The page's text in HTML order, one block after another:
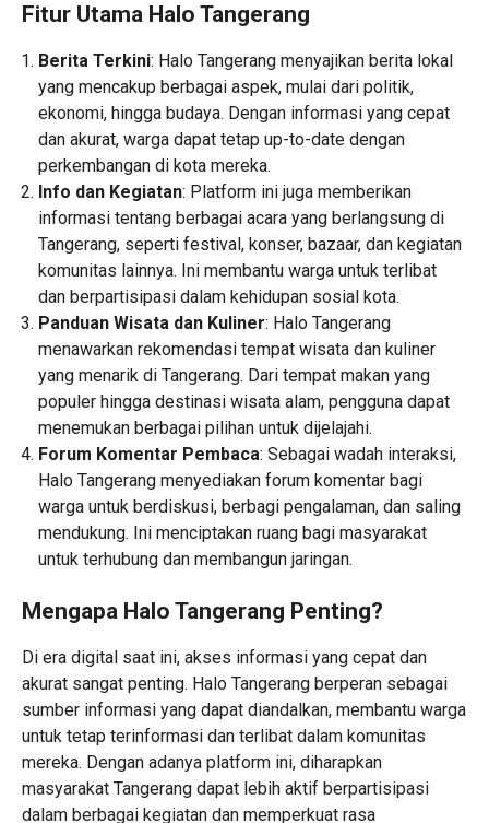
Fitur Utama Halo Tangerang
Berita Terkini: Halo Tangerang menyajikan berita lokal
yang mencakup berbagai aspek, mulai dari politik,
ekonomi, hingga budaya. Dengan informasi yang cepat
dan akurat, warga dapat tetap up-to-date dengan
perkembangan di kota mereka.
Info dan Kegiatan: Platform ini juga memberikan
informasi tentang berbagai acara yang berlangsung di
Tangerang, seperti festival, konser, bazaar, dan kegiatan
komunitas lainnya. Ini membantu warga untuk terlibat
dan berpartisipasi dalam kehidupan sosial kota.
Panduan Wisata dan Kuliner: Halo Tangerang
menawarkan rekomendasi tempat wisata dan kuliner
yang menarik di Tangerang. Dari tempat makan yang
populer hingga destinasi wisata alam, pengguna dapat
menemukan berbagai pilihan untuk dijelajahi.
Forum Komentar Pembaca: Sebagai wadah interaksi,
Halo Tangerang menyediakan forum komentar bagi
warga untuk berdiskusi, berbagi pengalaman, dan saling
mendukung. Ini menciptakan ruang bagi masyarakat
untuk terhubung dan membangun jaringan.
Mengapa Halo Tangerang Penting?
Di era digital saat ini, akses informasi yang cepat dan
akurat sangat penting. Halo Tangerang berperan sebagai
sumber informasi yang dapat diandalkan, membantu warga
untuk tetap terinformasi dan terlibat dalam komunitas
mereka. Dengan adanya platform ini, diharapkan
masyarakat Tangerang dapat lebih aktif berpartisipasi
dalam berbagai kegiatan dan memperkuat rasa